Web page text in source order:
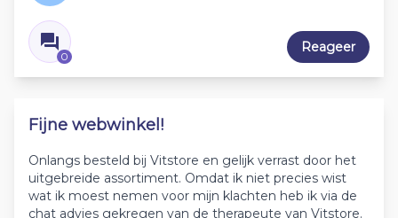
0
Reageer
Fijne webwinkel!
Onlangs besteld bij Vitstore en gelijk verrast door het
uitgebreide assortiment. Omdat ik niet precies wist
wat ik moest nemen voor mijn klachten heb ik via de
chat advies gekregen van de therapeute van Vitstore.